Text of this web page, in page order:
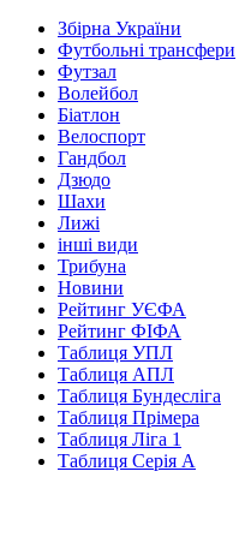
Збірна України
Футбольні трансфери
Футзал
Волейбол
Біатлон
Велоспорт
Гандбол
Дзюдо
Шахи
Лижі
інші види
Трибуна
Новини
Рейтинг УЄФА
Рейтинг ФІФА
Таблиця УПЛ
Таблиця АПЛ
Таблиця Бундесліга
Таблиця Прімера
Таблиця Ліга 1
Таблиця Серія А